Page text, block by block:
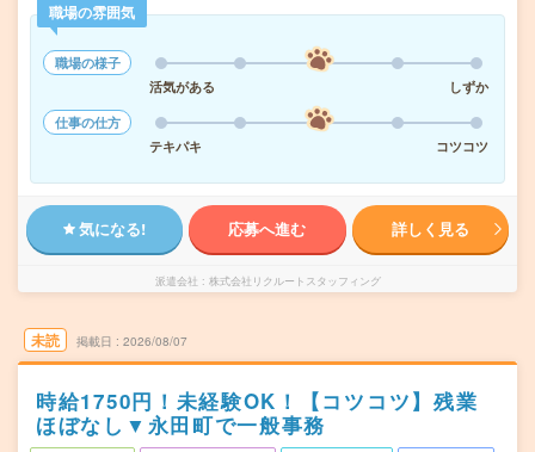
職場の雰囲気
職場の様子
活気がある
しずか
仕事の仕方
テキパキ
コツコツ
気になる! 応募へ進む 詳しく見る
派遣会社 株式会社リクルートスタッフィング
未読 掲載日 2026/08/07
時給1750円！未経験OK！【コツコツ】残業
ほぼなし▼永田町で一般事務